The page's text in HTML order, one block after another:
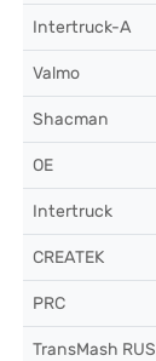
Intertruck-A
Valmo
Shacman
OE
Intertruck
CREATEK
PRC
TransMash RUS